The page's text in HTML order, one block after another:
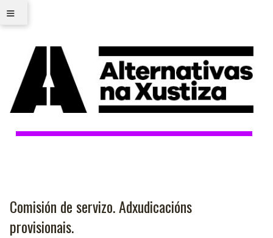
≡
Comisión de servizo. Adxudicacións
provisionais.